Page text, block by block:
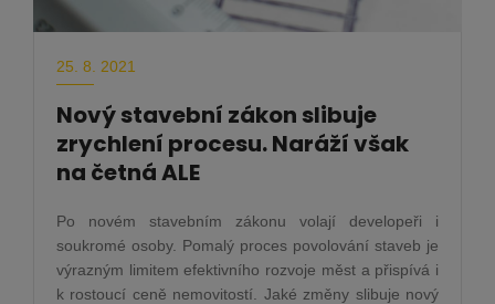
25. 8. 2021
Nový stavební zákon slibuje
zrychlení procesu. Naráží však
na četná ALE
Po novém stavebním zákonu volají developeři i
soukromé osoby. Pomalý proces povolování staveb je
výrazným limitem efektivního rozvoje měst a přispívá i
k rostoucí ceně nemovitostí. Jaké změny slibuje nový